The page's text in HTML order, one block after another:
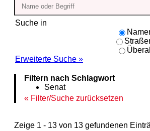
Suche in
Überall
Erweiterte Suche »
Filtern nach Schlagwort
Senat
Filter/Suche zurücksetzen
Zeige 1 - 13 von 13 gefundenen